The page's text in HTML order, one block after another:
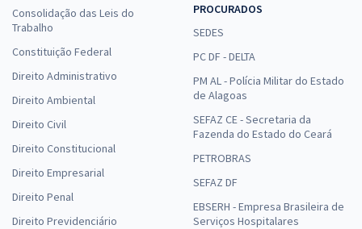
Consolidação das Leis do
Trabalho
Constituição Federal
Direito Administrativo
Direito Ambiental
Direito Civil
Direito Constitucional
Direito Empresarial
Direito Penal
Direito Previdenciário
PROCURADOS
SEDES
PC DF - DELTA
PM AL - Polícia Militar do Estado
de Alagoas
SEFAZ CE - Secretaria da
Fazenda do Estado do Ceará
PETROBRAS
SEFAZ DF
EBSERH - Empresa Brasileira de
Serviços Hospitalares